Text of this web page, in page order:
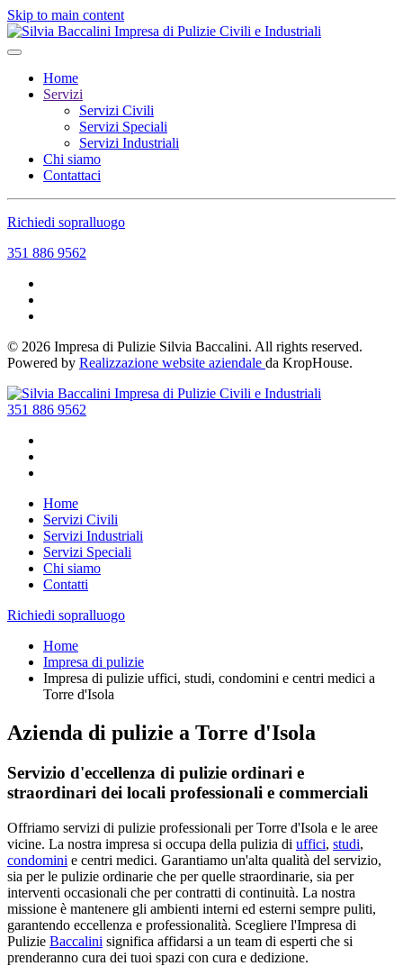
Skip to main content
Home
Servizi
Servizi Civili
Servizi Speciali
Servizi Industriali
Chi siamo
Contattaci
Richiedi sopralluogo
351 886 9562
© 2026 Impresa di Pulizie Silvia Baccalini. All rights reserved.
Powered by Realizzazione website aziendale da KropHouse.
351 886 9562
Home
Servizi Civili
Servizi Industriali
Servizi Speciali
Chi siamo
Contatti
Richiedi sopralluogo
Home
Impresa di pulizie
Impresa di pulizie uffici, studi, condomini e centri medici a
Torre d'Isola
Azienda di pulizie a Torre d'Isola
Servizio d'eccellenza di pulizie ordinari e
straordinari dei locali professionali e commerciali
Offriamo servizi di pulizie professionali per Torre d'Isola e le aree
vicine. La nostra impresa si occupa della pulizia di uffici, studi,
condomini e centri medici. Garantiamo un'alta qualità del servizio,
sia per le pulizie ordinarie che per quelle straordinarie, sia per
interventi occasionali che per contratti di continuità. La nostra
missione è mantenere gli ambienti interni ed esterni sempre puliti,
garantendo eccellenza e professionalità. Scegliere l'Impresa di
Pulizie Baccalini significa affidarsi a un team di esperti che si
prenderanno cura dei tuoi spazi con cura e dedizione.